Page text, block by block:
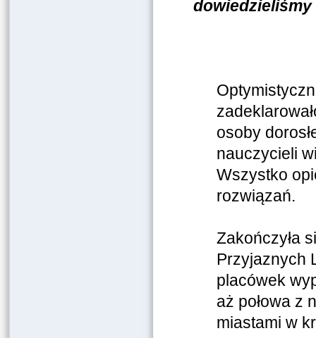
dowiedzieliśmy
osoby
nauczycieli
Wszystko
rozwiązań.
Zakończyła
Przyjaznych
placówek
aż połowa z
miastami w